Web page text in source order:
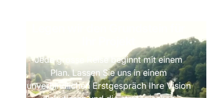
Jede grosse Reise beginnt mit einem
Plan. Lassen Sie uns in einem
unverbindlichen Erstgespräch Ihre Vision